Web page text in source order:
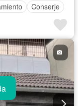
Conserje